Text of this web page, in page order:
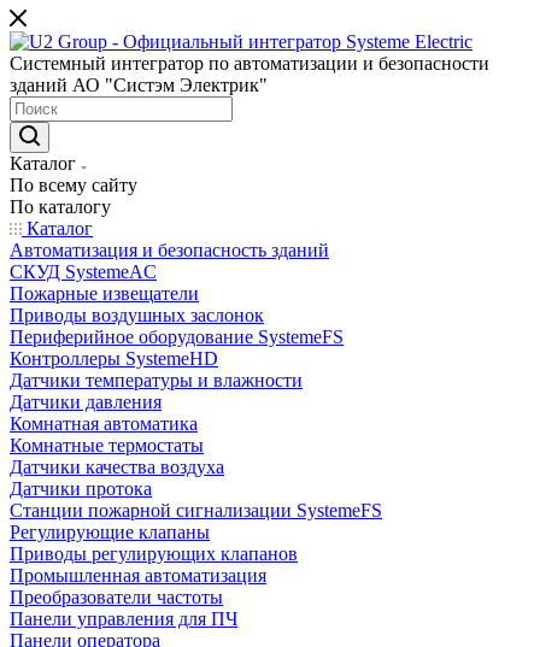
Системный интегратор по автоматизации и безопасности
зданий АО "Систэм Электрик"
Каталог
По всему сайту
По каталогу
Каталог
Автоматизация и безопасность зданий
СКУД SystemeAC
Пожарные извещатели
Приводы воздушных заслонок
Периферийное оборудование SystemeFS
Контроллеры SystemeHD
Датчики температуры и влажности
Датчики давления
Комнатная автоматика
Комнатные термостаты
Датчики качества воздуха
Датчики протока
Станции пожарной сигнализации SystemeFS
Регулирующие клапаны
Приводы регулирующих клапанов
Промышленная автоматизация
Преобразователи частоты
Панели управления для ПЧ
Панели оператора